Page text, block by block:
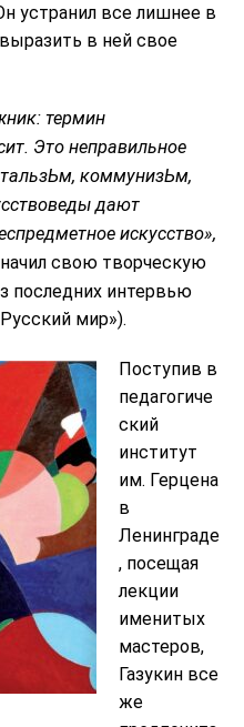
устранил все лишнее в
в ней свое
термин
Это неправильное
коммунизЬм,
дают
искусство»,
свою творческую
последних интервью
мир»).
Поступив в
педагогиче
ский
институт
им. Герцена
в
Ленинграде
, посещая
лекции
именитых
мастеров,
Газукин все
же